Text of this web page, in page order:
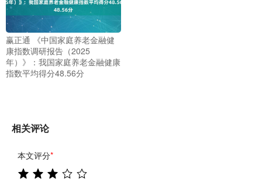
赢正通 《中国家庭养老金融健
康指数调研报告（2025
年）》：我国家庭养老金融健康
指数平均得分48.56分
相关评论
本文评分*